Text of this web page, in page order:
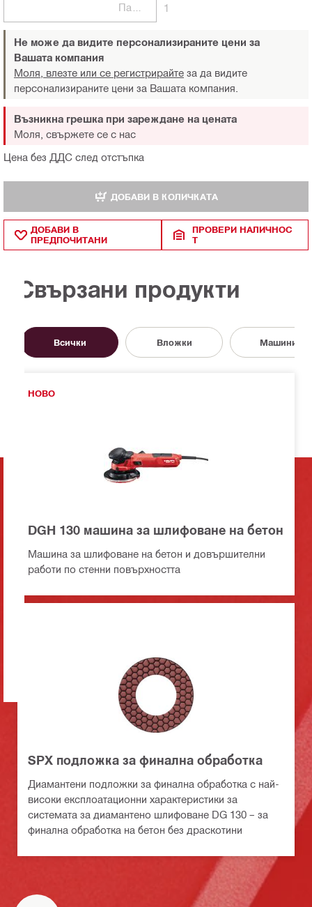
1
Не може да видите персонализираните цени за
Вашата компания
Моля, влезте или се регистрирайте за да видите
персонализираните цени за Вашата компания.
Цена без ДДС след отстъпка
Възникна грешка при зареждане на цената
Моля, свържете се с нас
ДОБАВИ В КОЛИЧКАТА
ДОБАВИ В
ПРЕДПОЧИТАНИ
ПРОВЕРИ НАЛИЧНОС
Т
Свързани продукти
Всички Вложки Машини
НОВО
DGH 130 машина за шлифоване на бетон
Машина за шлифоване на бетон и довършителни
работи по стенни повърхността
SPX подложка за финална обработка
Диамантени подложки за финална обработка с най-
високи експлоатационни характеристики за
системата за диамантено шлифоване DG 130 – за
финална обработка на бетон без драскотини